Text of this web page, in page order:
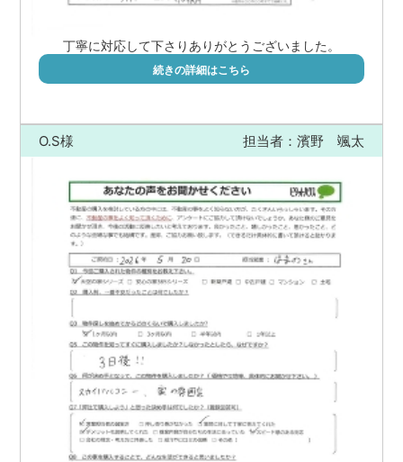
丁寧に対応して下さりありがとうございました。
続きの詳細はこちら
O.S様 担当者：濱野 颯太